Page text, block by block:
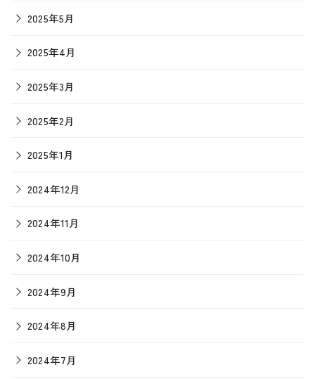
2025年5月
2025年4月
2025年3月
2025年2月
2025年1月
2024年12月
2024年11月
2024年10月
2024年9月
2024年8月
2024年7月